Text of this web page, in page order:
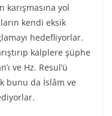
karışmasına yol
kendi eksik
hedefliyorlar.
kalplere şüphe
ve Hz. Resul’ü
bunu da İslâm ve